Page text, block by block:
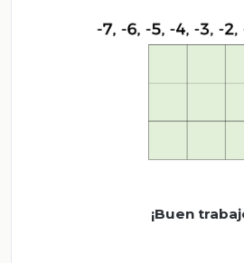
¡Buen